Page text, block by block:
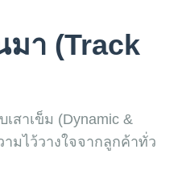
มา (Track
สาเข็ม (Dynamic &
ามไว้วางใจจากลูกค้าทั่ว